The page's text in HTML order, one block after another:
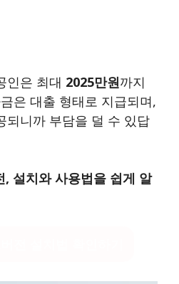
인은 최대 2025만원까지
은 대출 형태로 지급되며,
되니까 부담을 덜 수 있답
, 설치와 사용법을 쉽게 알